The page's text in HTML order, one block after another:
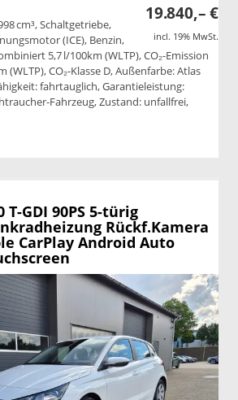
19.840,– €
incl. 19% MwSt.
cm³, Schaltgetriebe,
(ICE), Benzin,
5,7 l/100km (WLTP), CO₂-Emission
(WLTP), CO₂-Klasse D, Außenfarbe: Atlas
fahrtauglich, Garantieleistung:
Fahrzeug, Zustand: unfallfrei,
drucken
T-GDI 90PS 5-türig
Rückf.Kamera
CarPlay Android Auto